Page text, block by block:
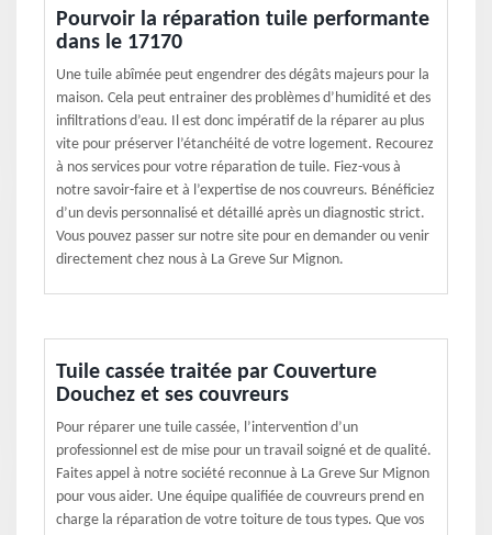
Pourvoir la réparation tuile performante
dans le 17170
Une tuile abîmée peut engendrer des dégâts majeurs pour la
maison. Cela peut entrainer des problèmes d’humidité et des
infiltrations d’eau. Il est donc impératif de la réparer au plus
vite pour préserver l’étanchéité de votre logement. Recourez
à nos services pour votre réparation de tuile. Fiez-vous à
notre savoir-faire et à l’expertise de nos couvreurs. Bénéficiez
d’un devis personnalisé et détaillé après un diagnostic strict.
Vous pouvez passer sur notre site pour en demander ou venir
directement chez nous à La Greve Sur Mignon.
Tuile cassée traitée par Couverture
Douchez et ses couvreurs
Pour réparer une tuile cassée, l’intervention d’un
professionnel est de mise pour un travail soigné et de qualité.
Faites appel à notre société reconnue à La Greve Sur Mignon
pour vous aider. Une équipe qualifiée de couvreurs prend en
charge la réparation de votre toiture de tous types. Que vos